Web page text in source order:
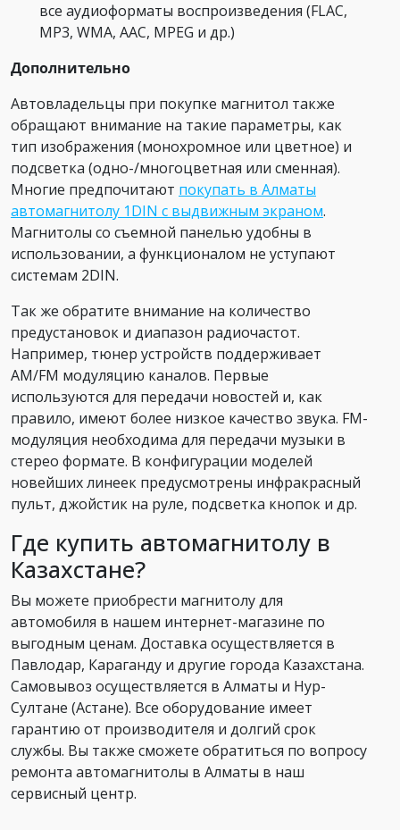
все аудиоформаты воспроизведения (FLAC,
MP3, WMA, AAC, MPEG и др.)
Дополнительно
Автовладельцы при покупке магнитол также
обращают внимание на такие параметры, как
тип изображения (монохромное или цветное) и
подсветка (одно-/многоцветная или сменная).
Многие предпочитают покупать в Алматы
автомагнитолу 1DIN с выдвижным экраном.
Магнитолы со съемной панелью удобны в
использовании, а функционалом не уступают
системам 2DIN.
Так же обратите внимание на количество
предустановок и диапазон радиочастот.
Например, тюнер устройств поддерживает
AM/FM модуляцию каналов. Первые
используются для передачи новостей и, как
правило, имеют более низкое качество звука. FM-
модуляция необходима для передачи музыки в
стерео формате. В конфигурации моделей
новейших линеек предусмотрены инфракрасный
пульт, джойстик на руле, подсветка кнопок и др.
Где купить автомагнитолу в
Казахстане?
Вы можете приобрести магнитолу для
автомобиля в нашем интернет-магазине по
выгодным ценам. Доставка осуществляется в
Павлодар, Караганду и другие города Казахстана.
Самовывоз осуществляется в Алматы и Нур-
Султане (Астане). Все оборудование имеет
гарантию от производителя и долгий срок
службы. Вы также сможете обратиться по вопросу
ремонта автомагнитолы в Алматы в наш
сервисный центр.